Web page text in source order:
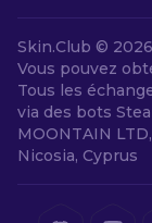
Skin.Club © 2026
Vous pouvez
Tous les
via des bots
MOONTAIN
Nicosia, Cyprus